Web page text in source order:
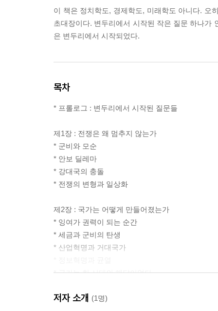
이 책은 정치학도, 경제학도, 미래학도 아니다. 오
초대장이다. 변두리에서 시작된 작은 질문 하나가
은 변두리에서 시작되었다.
목차
* 프롤로그 : 변두리에서 시작된 질문들
제1장 : 전쟁은 왜 멈추지 않는가
* 군비와 모순
* 안보 딜레마
* 강대국의 충돌
* 전쟁의 변형과 일상화
제2장 : 국가는 어떻게 만들어졌는가
* 잉여가 권력이 되는 순간
* 세금과 군비의 탄생
* 산업혁명과 거대국가
* 국가는 한 시대의 해답이었다
제3장 : 민주주의는 왜 고장났는가
저자 소개 (1명)